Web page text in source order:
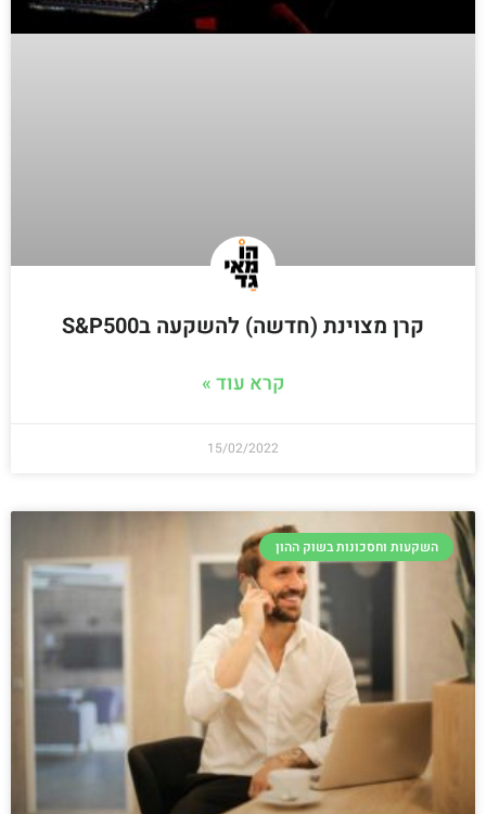
קרן מצוינת (חדשה) להשקעה בS&P500
קרא עוד »
15/02/2022
השקעות וחסכונות בשוק ההון